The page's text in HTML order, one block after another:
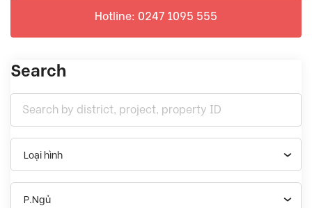
Hotline: 0247 1095 555
Search
Loại hình
P.Ngủ